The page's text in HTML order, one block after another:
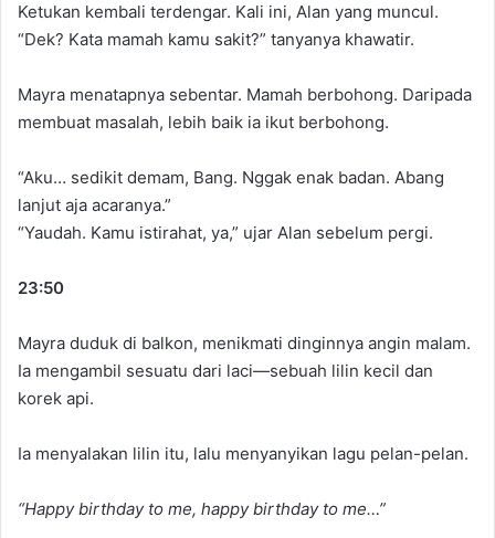
Ketukan kembali terdengar. Kali ini, Alan yang muncul.
“Dek? Kata mamah kamu sakit?” tanyanya khawatir.
Mayra menatapnya sebentar. Mamah berbohong. Daripada
membuat masalah, lebih baik ia ikut berbohong.
“Aku… sedikit demam, Bang. Nggak enak badan. Abang
lanjut aja acaranya.”
“Yaudah. Kamu istirahat, ya,” ujar Alan sebelum pergi.
23:50
Mayra duduk di balkon, menikmati dinginnya angin malam.
Ia mengambil sesuatu dari laci—sebuah lilin kecil dan
korek api.
Ia menyalakan lilin itu, lalu menyanyikan lagu pelan-pelan.
“Happy birthday to me, happy birthday to me…”